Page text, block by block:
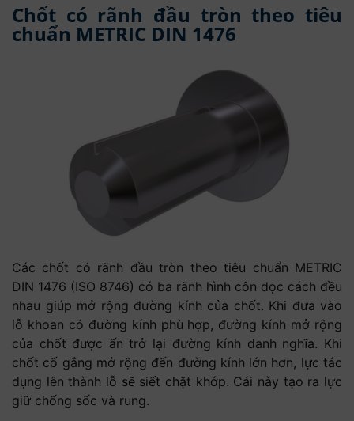
Chốt có rãnh đầu tròn theo tiêu
chuẩn METRIC DIN 1476
Các chốt có rãnh đầu tròn theo tiêu chuẩn METRIC
DIN 1476 (ISO 8746) có ba rãnh hình côn dọc cách đều
nhau giúp mở rộng đường kính của chốt. Khi đưa vào
lỗ khoan có đường kính phù hợp, đường kính mở rộng
của chốt được ấn trở lại đường kính danh nghĩa. Khi
chốt cố gắng mở rộng đến đường kính lớn hơn, lực tác
dụng lên thành lỗ sẽ siết chặt khớp. Cái này tạo ra lực
giữ chống sốc và rung.